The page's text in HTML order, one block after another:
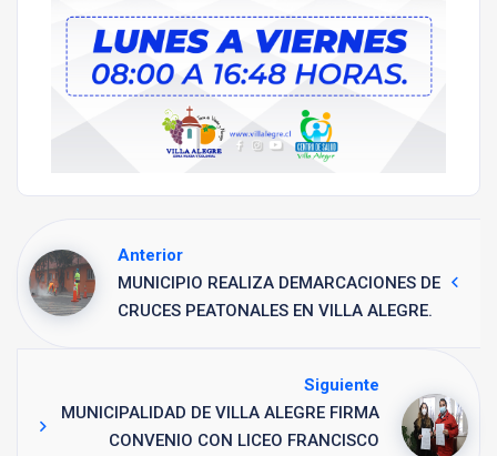
Anterior
MUNICIPIO REALIZA DEMARCACIONES DE
CRUCES PEATONALES EN VILLA ALEGRE.
Siguiente
MUNICIPALIDAD DE VILLA ALEGRE FIRMA
CONVENIO CON LICEO FRANCISCO